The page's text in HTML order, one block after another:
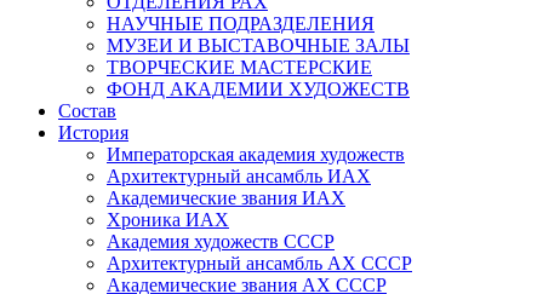
НАУЧНЫЕ ПОДРАЗДЕЛЕНИЯ
МУЗЕИ И ВЫСТАВОЧНЫЕ ЗАЛЫ
ТВОРЧЕСКИЕ МАСТЕРСКИЕ
ФОНД АКАДЕМИИ ХУДОЖЕСТВ
Состав
История
Императорская академия художеств
Архитектурный ансамбль ИАХ
Академические звания ИАХ
Хроника ИАХ
Академия художеств СССР
Архитектурный ансамбль АХ СССР
Академические звания АХ СССР